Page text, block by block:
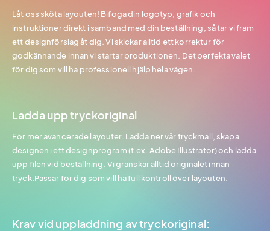
Låt oss sköta layouten! Bifoga din logotyp, grafik och
instruktioner direkt i samband med din beställning, så tar vi fram
ett designförslag åt dig. Vi skickar alltid ett korrektur för
godkännande innan vi startar produktionen. Det perfekta valet
för dig som vill ha professionell hjälp hela vägen.
Ladda upp tryckoriginal
För mer avancerade layouter. Ladda ner vår tryckmall, skapa
designen i ett designprogram (t.ex. Adobe Illustrator) och ladda
upp filen vid beställning. Vi granskar alltid originalet innan
tryck.Passar för dig som vill ha full kontroll över layouten.
Krav vid uppladdning av tryckoriginal: